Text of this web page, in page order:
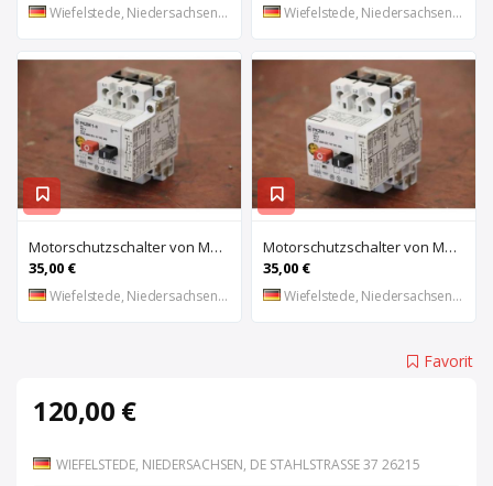
Wiefelstede, Niedersachsen, DE Wiefelstede, Niedersachsen, DE
Motorschutzschalter von Moeller – PKZM 1-6
35,00 €
Wiefelstede, Niedersachsen, DE
Motorschutzschalter von Moeller – PKZM 1-1,6
35,00 €
Wiefelstede, Niedersachsen, DE
Favorit
120,00 €
WIEFELSTEDE, NIEDERSACHSEN, DE STAHLSTRASSE 37 26215